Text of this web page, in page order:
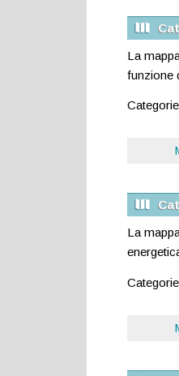
La
funzione
La